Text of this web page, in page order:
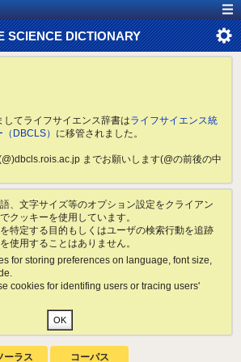
SCIENCE DICTIONARY
てライフサイエンス辞書はライフサイエンス統
DBCLS） に移管されました。
までお願いします(@の前後の中
、文字サイズ等のオプション設定をクライアン
クッキーを使用しています。
特定する目的もしくはユーザの検索行動を追跡
使用することはありません。
for storing preferences on language, font size,
cookies for identifing users or tracing users'
ーラス コーパス